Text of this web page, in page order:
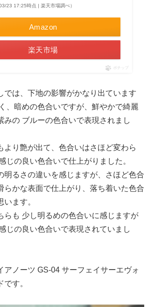
23 17:25時点 | 楽天市場調べ）
Amazon
楽天市場
ポチップ
では、下地の影響がかなり出ています
、暗めの色合いですが、鮮やかで綺麗
みの ブルーの色合いで表現されまし
より艶が出て、色合いはさほど変わら
じの良い色合いで仕上がりました。
明るさの違いを感じますが、さほど色合
らかな表面で仕上がり、落ち着いた色合
ます。
らも 少し明るめの色合いに感じますが
じの良い色合いで表現されていまし
アノーツ GS-04 サーフェイサーエヴォ
す。